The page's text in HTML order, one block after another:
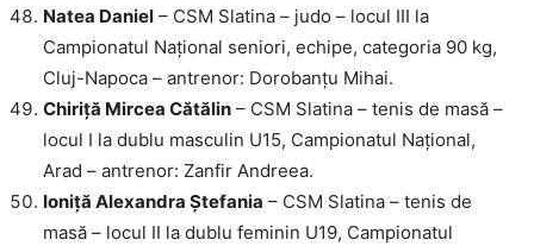
Natea Daniel – CSM Slatina – judo – locul III la
Campionatul Național seniori, echipe, categoria 90 kg,
Cluj-Napoca – antrenor: Dorobanțu Mihai.
Chiriță Mircea Cătălin – CSM Slatina – tenis de masă –
locul I la dublu masculin U15, Campionatul Național,
Arad – antrenor: Zanfir Andreea.
Ioniță Alexandra Ștefania – CSM Slatina – tenis de
masă – locul II la dublu feminin U19, Campionatul